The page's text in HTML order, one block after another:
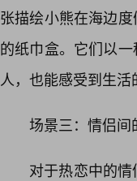
张描绘小熊在海边
的纸巾盒。它们以
人，也能感受到生活
场景三：情侣间
对于热恋中的